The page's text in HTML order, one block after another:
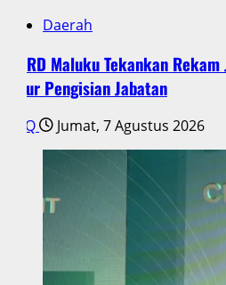
Daerah
DPRD Maluku Tekankan
Ukur Pengisian Jabatan
Q Jumat, 7 Agustus 2026